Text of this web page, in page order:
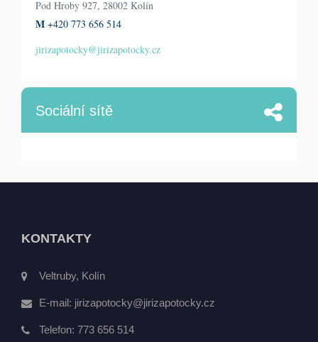
Pod Hroby 927, 28002 Kolín
M +420 773 656 514
jirizapotocky@jirizapotocky.cz
Sociální sítě
KONTAKTY
Veltruby, Kolín
E-mail: jirizapotocky@jirizapotocky.cz
Telefon: 773 656 514